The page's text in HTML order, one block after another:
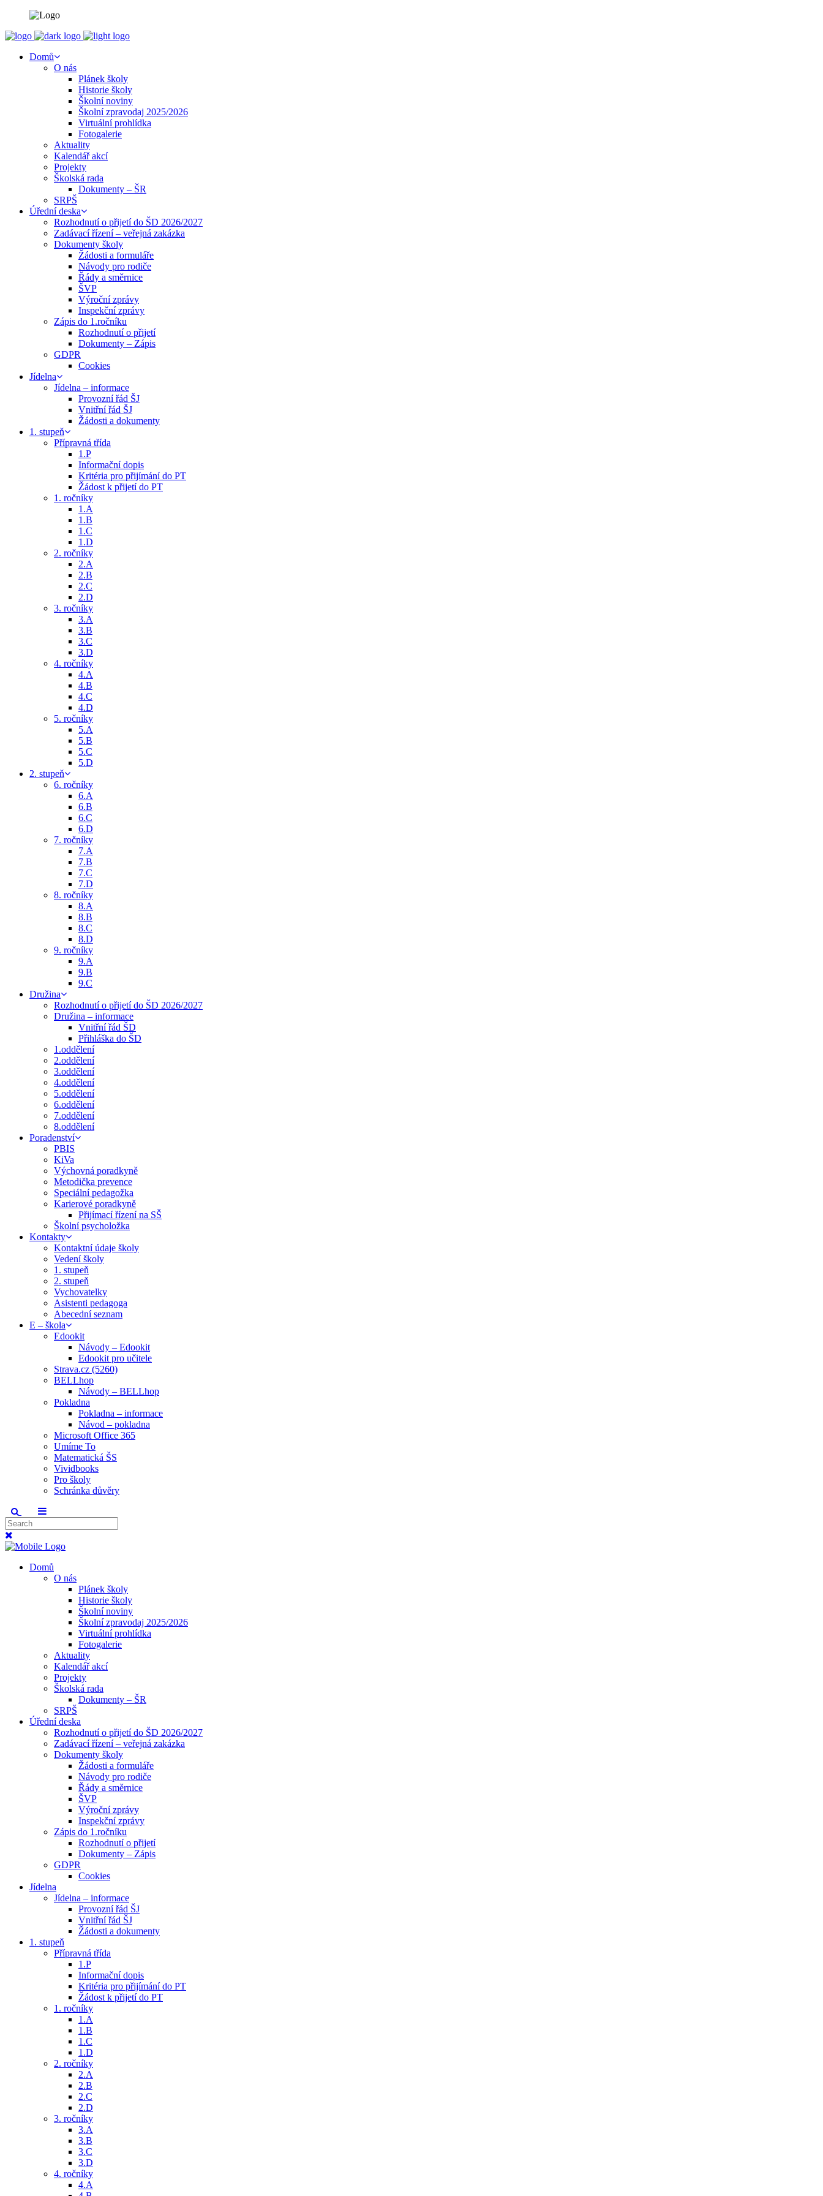
Domů
O nás
Plánek školy
Historie školy
Školní noviny
Školní zpravodaj 2025/2026
Virtuální prohlídka
Fotogalerie
Aktuality
Kalendář akcí
Projekty
Školská rada
Dokumenty – ŠR
SRPŠ
Úřední deska
Rozhodnutí o přijetí do ŠD 2026/2027
Zadávací řízení – veřejná zakázka
Dokumenty školy
Žádosti a formuláře
Návody pro rodiče
Řády a směrnice
ŠVP
Výroční zprávy
Inspekční zprávy
Zápis do 1.ročníku
Rozhodnutí o přijetí
Dokumenty – Zápis
GDPR
Cookies
Jídelna
Jídelna – informace
Provozní řád ŠJ
Vnitřní řád ŠJ
Žádosti a dokumenty
1. stupeň
Přípravná třída
1.P
Informační dopis
Kritéria pro přijímání do PT
Žádost k přijetí do PT
1. ročníky
1.A
1.B
1.C
1.D
2. ročníky
2.A
2.B
2.C
2.D
3. ročníky
3.A
3.B
3.C
3.D
4. ročníky
4.A
4.B
4.C
4.D
5. ročníky
5.A
5.B
5.C
5.D
2. stupeň
6. ročníky
6.A
6.B
6.C
6.D
7. ročníky
7.A
7.B
7.C
7.D
8. ročníky
8.A
8.B
8.C
8.D
9. ročníky
9.A
9.B
9.C
Družina
Rozhodnutí o přijetí do ŠD 2026/2027
Družina – informace
Vnitřní řád ŠD
Přihláška do ŠD
1.oddělení
2.oddělení
3.oddělení
4.oddělení
5.oddělení
6.oddělení
7.oddělení
8.oddělení
Poradenství
PBIS
KiVa
Výchovná poradkyně
Metodička prevence
Speciální pedagožka
Karierové poradkyně
Přijímací řízení na SŠ
Školní psycholožka
Kontakty
Kontaktní údaje školy
Vedení školy
1. stupeň
2. stupeň
Vychovatelky
Asistenti pedagoga
Abecední seznam
E – škola
Edookit
Návody – Edookit
Edookit pro učitele
Strava.cz (5260)
BELLhop
Návody – BELLhop
Pokladna
Pokladna – informace
Návod – pokladna
Microsoft Office 365
Umíme To
Matematická ŠS
Vividbooks
Pro školy
Schránka důvěry
Domů
O nás
Plánek školy
Historie školy
Školní noviny
Školní zpravodaj 2025/2026
Virtuální prohlídka
Fotogalerie
Aktuality
Kalendář akcí
Projekty
Školská rada
Dokumenty – ŠR
SRPŠ
Úřední deska
Rozhodnutí o přijetí do ŠD 2026/2027
Zadávací řízení – veřejná zakázka
Dokumenty školy
Žádosti a formuláře
Návody pro rodiče
Řády a směrnice
ŠVP
Výroční zprávy
Inspekční zprávy
Zápis do 1.ročníku
Rozhodnutí o přijetí
Dokumenty – Zápis
GDPR
Cookies
Jídelna
Jídelna – informace
Provozní řád ŠJ
Vnitřní řád ŠJ
Žádosti a dokumenty
1. stupeň
Přípravná třída
1.P
Informační dopis
Kritéria pro přijímání do PT
Žádost k přijetí do PT
1. ročníky
1.A
1.B
1.C
1.D
2. ročníky
2.A
2.B
2.C
2.D
3. ročníky
3.A
3.B
3.C
3.D
4. ročníky
4.A